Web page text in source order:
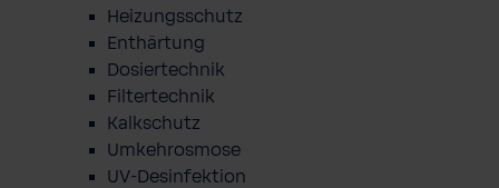
Heizungsschutz
Enthärtung
Dosiertechnik
Filtertechnik
Kalkschutz
Umkehrosmose
UV-Desinfektion